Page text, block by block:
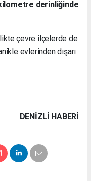
derinliğinde
çevre ilçelerde de
evlerinden dışarı
DENIZLI HABERİ